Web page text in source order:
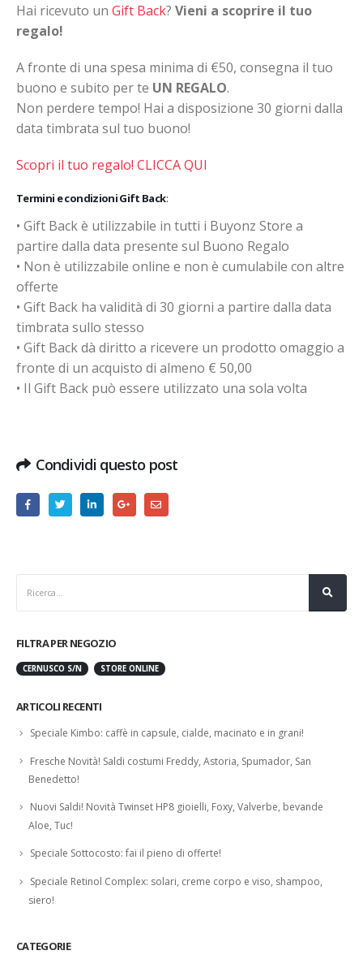
Hai ricevuto un Gift Back? Vieni a scoprire il tuo
regalo!
A fronte di una spesa minima di €50, consegna il tuo
buono e subito per te UN REGALO.
Non perdere tempo! Hai a disposizione 30 giorni dalla
data timbrata sul tuo buono!
Scopri il tuo regalo! CLICCA QUI
Termini e condizioni Gift Back:
• Gift Back è utilizzabile in tutti i Buyonz Store a
partire dalla data presente sul Buono Regalo
• Non è utilizzabile online e non è cumulabile con altre
offerte
• Gift Back ha validità di 30 giorni a partire dalla data
timbrata sullo stesso
• Gift Back dà diritto a ricevere un prodotto omaggio a
fronte di un acquisto di almeno € 50,00
• Il Gift Back può essere utilizzato una sola volta
Condividi questo post
FILTRA PER NEGOZIO
CERNUSCO S/N STORE ONLINE
ARTICOLI RECENTI
Speciale Kimbo: caffè in capsule, cialde, macinato e in grani!
Fresche Novità! Saldi costumi Freddy, Astoria, Spumador, San
Benedetto!
Nuovi Saldi! Novità Twinset HP8 gioielli, Foxy, Valverbe, bevande
Aloe, Tuc!
Speciale Sottocosto: fai il pieno di offerte!
Speciale Retinol Complex: solari, creme corpo e viso, shampoo,
siero!
CATEGORIE